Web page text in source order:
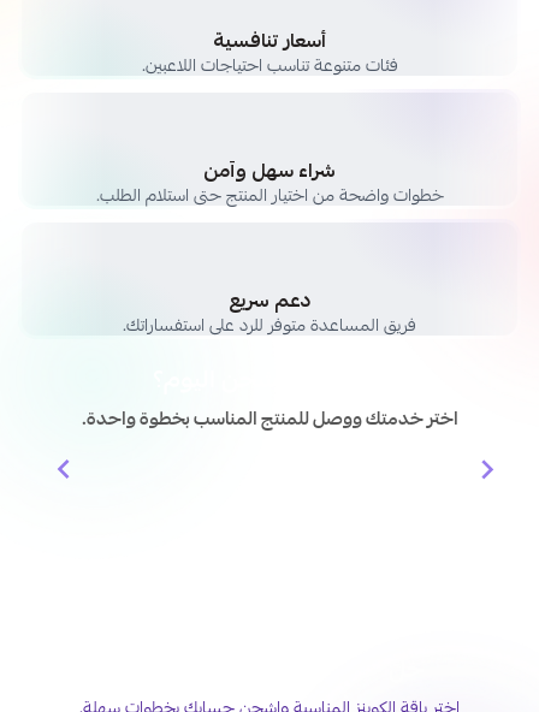
أسعار تنافسية
فئات متنوعة تناسب احتياجات اللاعبين.
شراء سهل وآمن
خطوات واضحة من اختيار المنتج حتى استلام الطلب.
دعم سريع
فريق المساعدة متوفر للرد على استفساراتك.
اختر خدمتك ووصل للمنتج المناسب بخطوة واحدة.